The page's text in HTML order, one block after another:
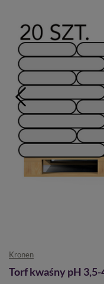
Kronen
Torf kwaśny pH